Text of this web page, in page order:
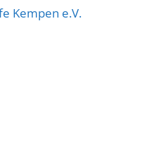
Kempen e.V.